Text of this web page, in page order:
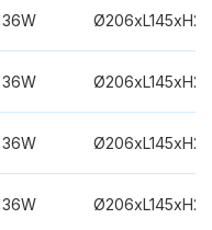
36W
36W
36W
36W